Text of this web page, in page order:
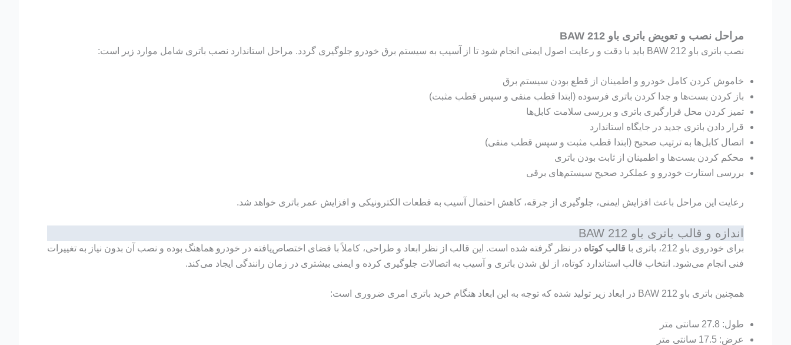
مراحل نصب و تعویض باتری باو BAW 212
نصب باتری باو BAW 212 باید با دقت و رعایت اصول ایمنی انجام شود تا از آسیب به سیستم برق خودرو جلوگیری گردد. مراحل استاندارد نصب باتری شامل موارد زیر است:
خاموش کردن کامل خودرو و اطمینان از قطع بودن سیستم برق
باز کردن بست‌ها و جدا کردن باتری فرسوده (ابتدا قطب منفی و سپس قطب مثبت)
تمیز کردن محل قرارگیری باتری و بررسی سلامت کابل‌ها
قرار دادن باتری جدید در جایگاه استاندارد
اتصال کابل‌ها به ترتیب صحیح (ابتدا قطب مثبت و سپس قطب منفی)
محکم کردن بست‌ها و اطمینان از ثابت بودن باتری
بررسی استارت خودرو و عملکرد صحیح سیستم‌های برقی
رعایت این مراحل باعث افزایش ایمنی، جلوگیری از جرقه، کاهش احتمال آسیب به قطعات الکترونیکی و افزایش عمر باتری خواهد شد.
اندازه و قالب باتری باو BAW 212
برای خودروی باو 212، باتری با قالب کوتاه در نظر گرفته شده است. این قالب از نظر ابعاد و طراحی، کاملاً با فضای اختصاص‌یافته در خودرو هماهنگ بوده و نصب آن بدون نیاز به تغییرات
فنی انجام می‌شود. انتخاب قالب استاندارد کوتاه، از لق شدن باتری و آسیب به اتصالات جلوگیری کرده و ایمنی بیشتری در زمان رانندگی ایجاد می‌کند.
همچنین باتری باو BAW 212 در ابعاد زیر تولید شده که توجه به این ابعاد هنگام خرید باتری امری ضروری است:
طول: 27.8 سانتی متر
عرض: 17.5 سانتی متر